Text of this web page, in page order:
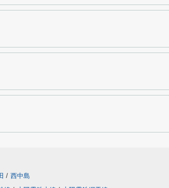
/ 西中島